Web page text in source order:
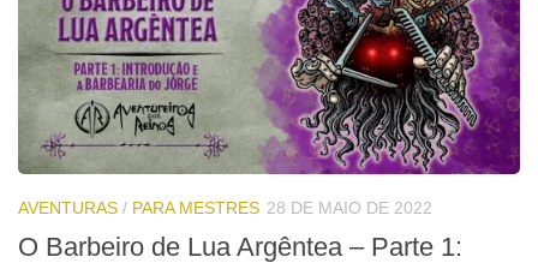
AVENTURAS / PARA MESTRES 28 DE MAIO DE 2022
O Barbeiro de Lua Argêntea – Parte 1: